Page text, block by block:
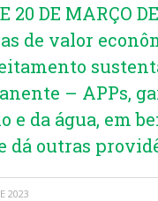
20 DE MARÇO
de valor
– APPs,
e da água, em
dá outras
2023